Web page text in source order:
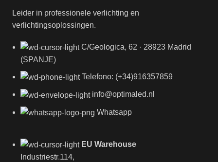
Leider in professionele verlichting en
verlichtingsoplossingen.
C/Geologica, 62 · 28923 Madrid
(SPANJE)
Telefono: (+34)916357859
info@optimaled.nl
Whatsapp
EU Warehouse
Industriestr.114,